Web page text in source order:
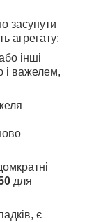
засунути
агрегату;
інші
і важелем,
для
є